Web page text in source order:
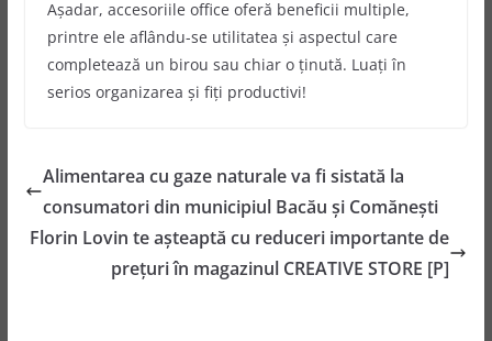
Așadar, accesoriile office oferă beneficii multiple,
printre ele aflându-se utilitatea și aspectul care
completează un birou sau chiar o ținută. Luați în
serios organizarea și fiți productivi!
Alimentarea cu gaze naturale va fi sistată la
consumatori din municipiul Bacău şi Comăneşti
Florin Lovin te aşteaptă cu reduceri importante de
preţuri în magazinul CREATIVE STORE [P]